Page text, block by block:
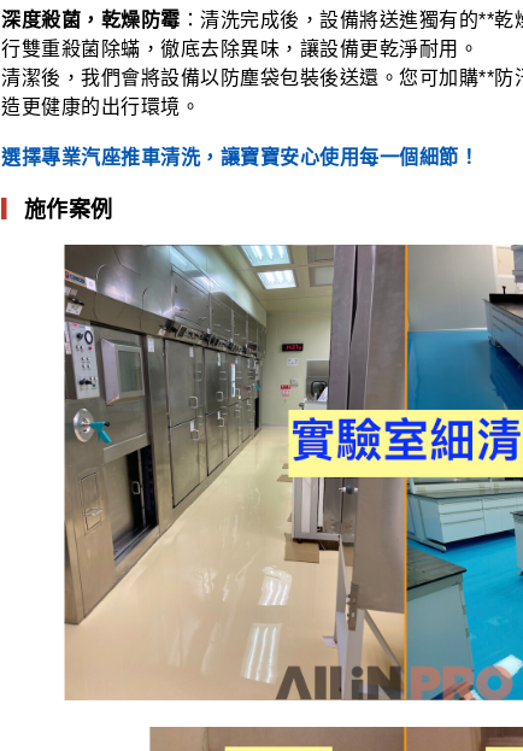
深度殺菌，乾燥防霉 ：清洗完成後，設備將送進獨有的**
行雙重殺菌除蟎，徹底去除異味，讓設備更乾淨耐用。
清潔後，我們會將設備以防塵袋包裝後送還。您可加購**防
造更健康的出行環境。
選擇專業汽座推車清洗，讓寶寶安心使用每一個細節！
施作案例